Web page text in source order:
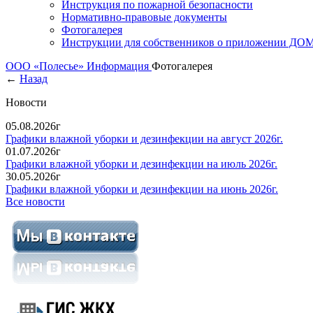
Инструкция по пожарной безопасности
Нормативно-правовые документы
Фотогалерея
Инструкции для собственников о приложении
ООО «Полесье» Информация Фотогалерея
← Назад
Новости
05.08.2026г
Графики влажной уборки и дезинфекции на август 2026г.
01.07.2026г
Графики влажной уборки и дезинфекции на июль 2026г.
30.05.2026г
Графики влажной уборки и дезинфекции на июнь 2026г.
Все новости